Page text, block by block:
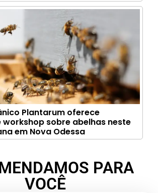
Plantarum oferece
workshop sobre abelhas neste
em Nova Odessa
PARA
VOCÊ